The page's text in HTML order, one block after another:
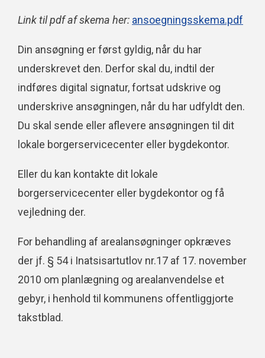
Link til pdf af skema her: ansoegningsskema.pdf
Din ansøgning er først gyldig, når du har
underskrevet den. Derfor skal du, indtil der
indføres digital signatur, fortsat udskrive og
underskrive ansøgningen, når du har udfyldt den.
Du skal sende eller aflevere ansøgningen til dit
lokale borgerservicecenter eller bygdekontor.
Eller du kan kontakte dit lokale
borgerservicecenter eller bygdekontor og få
vejledning der.
For behandling af arealansøgninger opkræves
der jf. § 54 i Inatsisartutlov nr.17 af 17. november
2010 om planlægning og arealanvendelse et
gebyr, i henhold til kommunens offentliggjorte
takstblad.